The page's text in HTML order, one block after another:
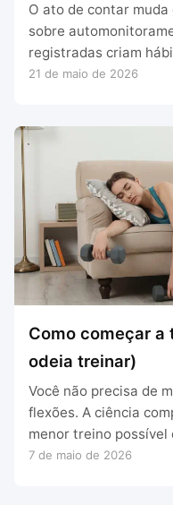
O ato de contar
sobre
registradas criam
21 de maio de 2026
Como começar a
odeia treinar)
Você não precisa de
flexões. A ciência
menor treino possível
7 de maio de 2026